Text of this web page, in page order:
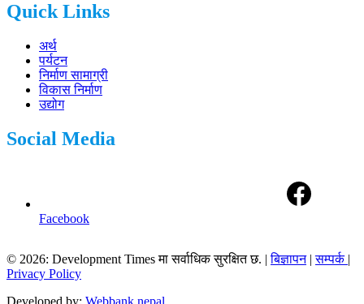
Quick Links
अर्थ
पर्यटन
निर्माण सामाग्री
विकास निर्माण
उद्योग
Social Media
Facebook
© 2026: Development Times मा सर्वाधिक सुरक्षित छ. |बिज्ञापन|सम्पर्क |
Privacy Policy
Developed by: Webbank nepal